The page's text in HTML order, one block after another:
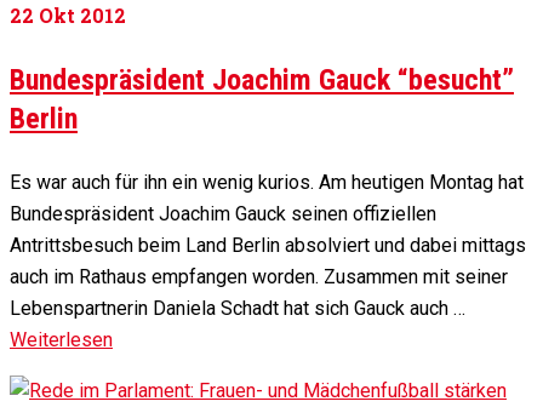
22 Okt 2012
Bundespräsident Joachim Gauck “besucht”
Berlin
Es war auch für ihn ein wenig kurios. Am heutigen Montag hat
Bundespräsident Joachim Gauck seinen offiziellen
Antrittsbesuch beim Land Berlin absolviert und dabei mittags
auch im Rathaus empfangen worden. Zusammen mit seiner
Lebenspartnerin Daniela Schadt hat sich Gauck auch …
Weiterlesen